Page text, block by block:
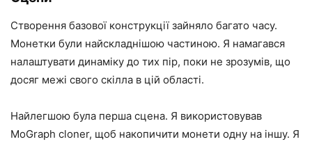
Створення базової конструкції зайняло багато часу.
Монетки були найскладнішою частиною. Я намагався
налаштувати динаміку до тих пір, поки не зрозумів, що
досяг межі свого скілла в цій області.
Найлегшою була перша сцена. Я використовував
MoGraph cloner, щоб накопичити монети одну на іншу. Я